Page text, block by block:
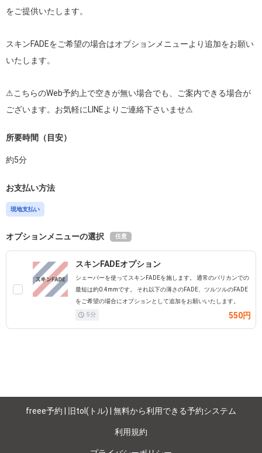
をご提供いたします。
スキンFADEをご希望の場合はオプションメニューより追加をお願い
いたします。
⚠︎こちらのWeb予約上で空きが無い場合でも、ご案内できる場合が
所要時間（目安）
約5分
お支払い方法
現地支払い
オプションメニューの選択 任意
スキンFADEオプション
シェーバーを使ってスキンFADEを施します。 通常のバリカンでの
最短は約0.4mmです。 それ以下の薄さのFADE、ツルツルのFADE
をご希望の場合にオプションとして追加をお願いいたします。
5分 550円
freee予約 | 旧tol(トル) | 無料から利用できる予約システム
利用規約